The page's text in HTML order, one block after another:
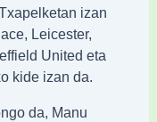
izan
Leicester,
United eta
kide izan da.
da, Manu